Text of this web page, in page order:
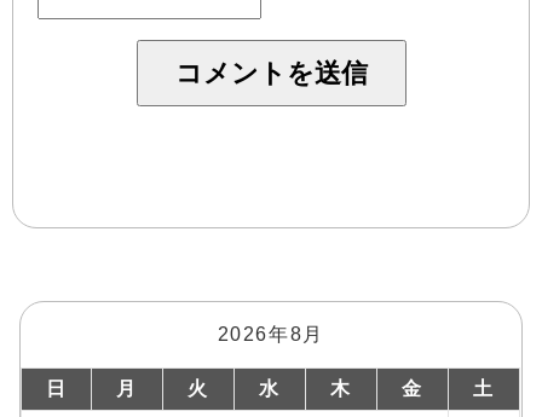
2026年8月
日 月 火 水 木 金 土